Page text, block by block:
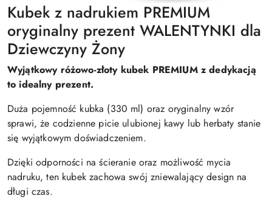
Kubek z nadrukiem PREMIUM
oryginalny prezent WALENTYNKI dla
Dziewczyny Żony
Wyjątkowy różowo-złoty kubek PREMIUM z dedykacją
to idealny prezent.
Duża pojemność kubka (330 ml) oraz oryginalny wzór
sprawi, że codzienne picie ulubionej kawy lub herbaty stanie
się wyjątkowym doświadczeniem.
Dzięki odporności na ścieranie oraz możliwość mycia
nadruku, ten kubek zachowa swój zniewalający design na
długi czas.